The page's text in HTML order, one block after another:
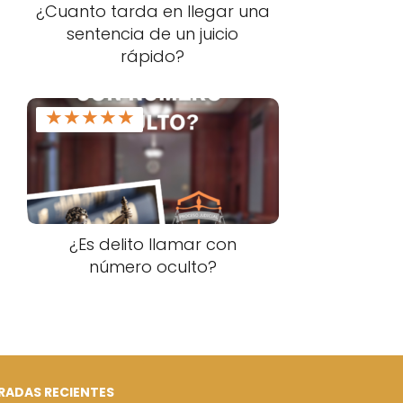
¿Cuanto tarda en llegar una
sentencia de un juicio
rápido?
★★★★★
¿Es delito llamar con
número oculto?
RECIENTES